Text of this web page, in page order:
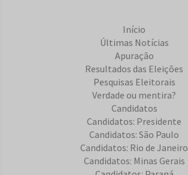
Início
Últimas Notícias
Apuração
Resultados das Eleições
Pesquisas Eleitorais
Verdade ou mentira?
Candidatos
Candidatos: Presidente
Candidatos: São Paulo
Candidatos: Rio de Janeiro
Candidatos: Minas Gerais